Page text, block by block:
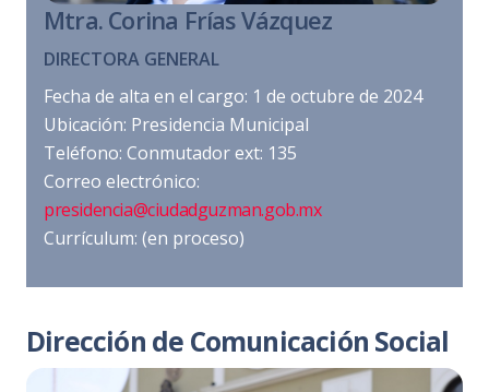
Mtra. Corina Frías Vázquez
DIRECTORA GENERAL
Fecha de alta en el cargo: 1 de octubre de 2024
Ubicación: Presidencia Municipal
Teléfono: Conmutador ext: 135
Correo electrónico:
presidencia@ciudadguzman.gob.mx
Currículum: (en proceso)
Dirección de Comunicación Social